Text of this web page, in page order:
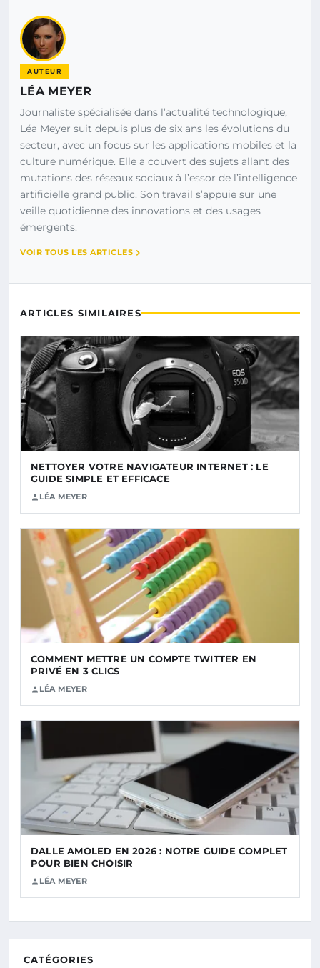
AUTEUR
LÉA MEYER
Journaliste spécialisée dans l’actualité technologique,
Léa Meyer suit depuis plus de six ans les évolutions du
secteur, avec un focus sur les applications mobiles et la
culture numérique. Elle a couvert des sujets allant des
mutations des réseaux sociaux à l’essor de l’intelligence
artificielle grand public. Son travail s’appuie sur une
veille quotidienne des innovations et des usages
émergents.
VOIR TOUS LES ARTICLES
ARTICLES SIMILAIRES
NETTOYER VOTRE NAVIGATEUR INTERNET : LE
GUIDE SIMPLE ET EFFICACE
LÉA MEYER
COMMENT METTRE UN COMPTE TWITTER EN
PRIVÉ EN 3 CLICS
LÉA MEYER
DALLE AMOLED EN 2026 : NOTRE GUIDE COMPLET
POUR BIEN CHOISIR
LÉA MEYER
CATÉGORIES